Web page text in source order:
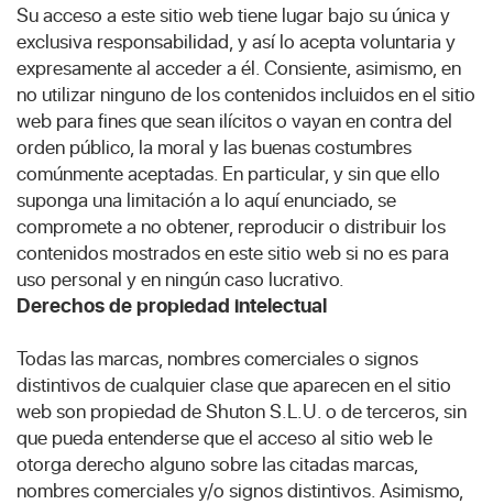
Su acceso a este sitio web tiene lugar bajo su única y
exclusiva responsabilidad, y así lo acepta voluntaria y
expresamente al acceder a él. Consiente, asimismo, en
no utilizar ninguno de los contenidos incluidos en el sitio
web para fines que sean ilícitos o vayan en contra del
orden público, la moral y las buenas costumbres
comúnmente aceptadas. En particular, y sin que ello
suponga una limitación a lo aquí enunciado, se
compromete a no obtener, reproducir o distribuir los
contenidos mostrados en este sitio web si no es para
uso personal y en ningún caso lucrativo.
Derechos de propiedad intelectual
Todas las marcas, nombres comerciales o signos
distintivos de cualquier clase que aparecen en el sitio
web son propiedad de Shuton S.L.U. o de terceros, sin
que pueda entenderse que el acceso al sitio web le
otorga derecho alguno sobre las citadas marcas,
nombres comerciales y/o signos distintivos. Asimismo,